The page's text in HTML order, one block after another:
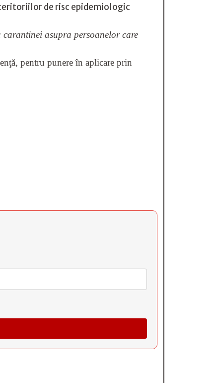
de risc epidemiologic
asupra persoanelor care
pentru punere în aplicare prin